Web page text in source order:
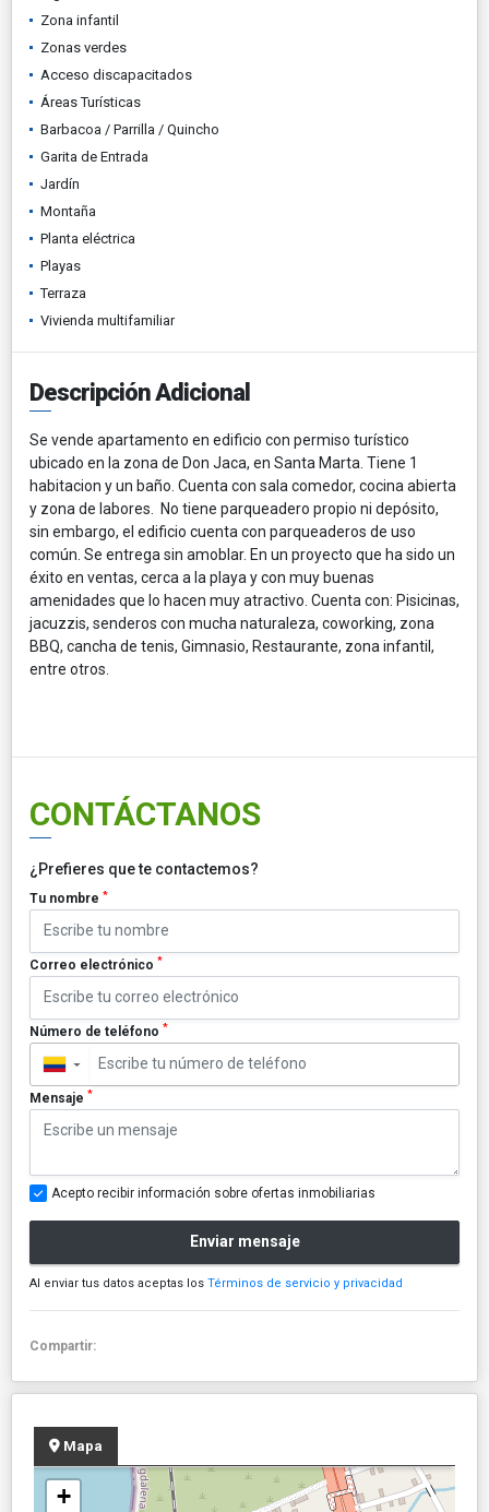
Zona infantil
Zonas verdes
Acceso discapacitados
Áreas Turísticas
Barbacoa / Parrilla / Quincho
Garita de Entrada
Jardín
Montaña
Planta eléctrica
Playas
Terraza
Vivienda multifamiliar
Descripción Adicional
Se vende apartamento en edificio con permiso turístico
ubicado en la zona de Don Jaca, en Santa Marta. Tiene 1
habitacion y un baño. Cuenta con sala comedor, cocina abierta
y zona de labores. No tiene parqueadero propio ni depósito,
sin embargo, el edificio cuenta con parqueaderos de uso
común. Se entrega sin amoblar. En un proyecto que ha sido un
éxito en ventas, cerca a la playa y con muy buenas
amenidades que lo hacen muy atractivo. Cuenta con: Pisicinas,
jacuzzis, senderos con mucha naturaleza, coworking, zona
BBQ, cancha de tenis, Gimnasio, Restaurante, zona infantil,
entre otros.
CONTÁCTANOS
¿Prefieres que te contactemos?
Tu nombre *
Correo electrónico *
Número de teléfono *
▼
Mensaje *
Acepto recibir información sobre ofertas inmobiliarias
Enviar mensaje
Al enviar tus datos aceptas los Términos de servicio y privacidad
Compartir:
Mapa
+